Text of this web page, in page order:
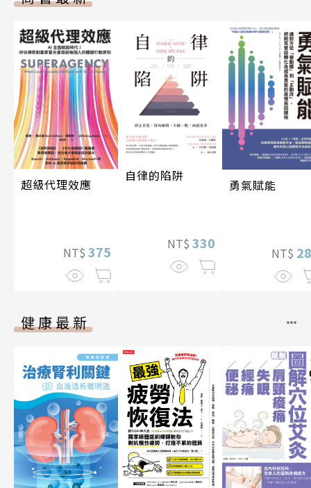
超級代理效應
NT$ 375
自律的陷阱
NT$ 330
勇氣賦能
NT$
健康最新